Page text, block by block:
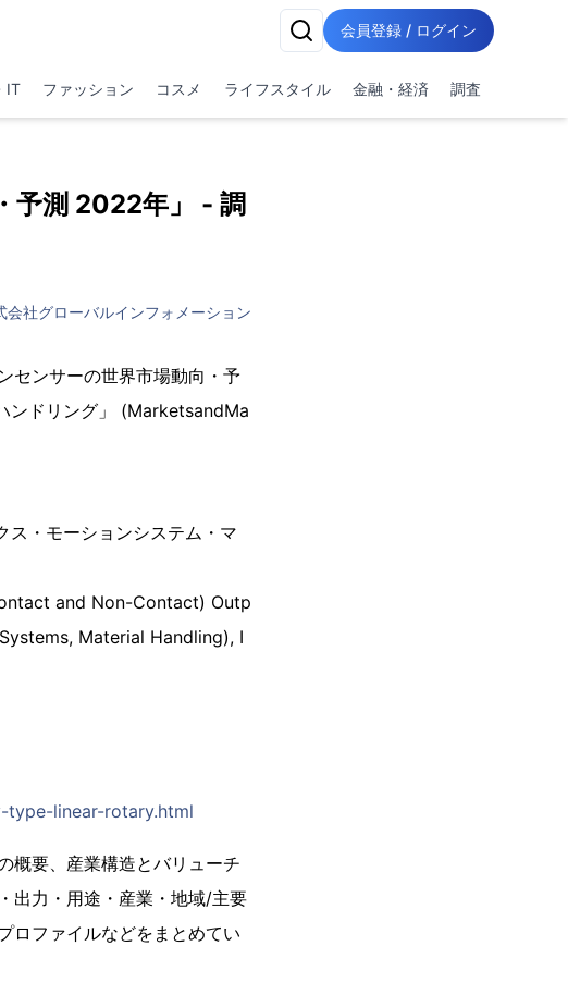
会員登録 / ログイン
IT ファッション コスメ ライフスタイル 金融・経済 調査
予測 2022年」 - 調
会社グローバルインフォメーション
センサーの世界市場動向・予
ンドリング」 (MarketsandMa
・モーションシステム・マ
and Non-Contact) Outp
Material Handling), I
linear-rotary.html
概要、産業構造とバリューチ
出力・用途・産業・地域/主要
ロファイルなどをまとめてい